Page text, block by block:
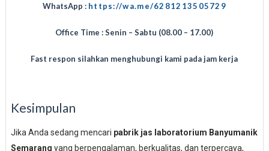
WhatsApp : https://wa.me/6281213505729
Office Time : Senin – Sabtu (08.00 – 17.00)
Fast respon silahkan menghubungi kami pada jam kerja
Kesimpulan
Jika Anda sedang mencari pabrik jas laboratorium Banyumanik
Semarang yang berpengalaman, berkualitas, dan terpercaya,